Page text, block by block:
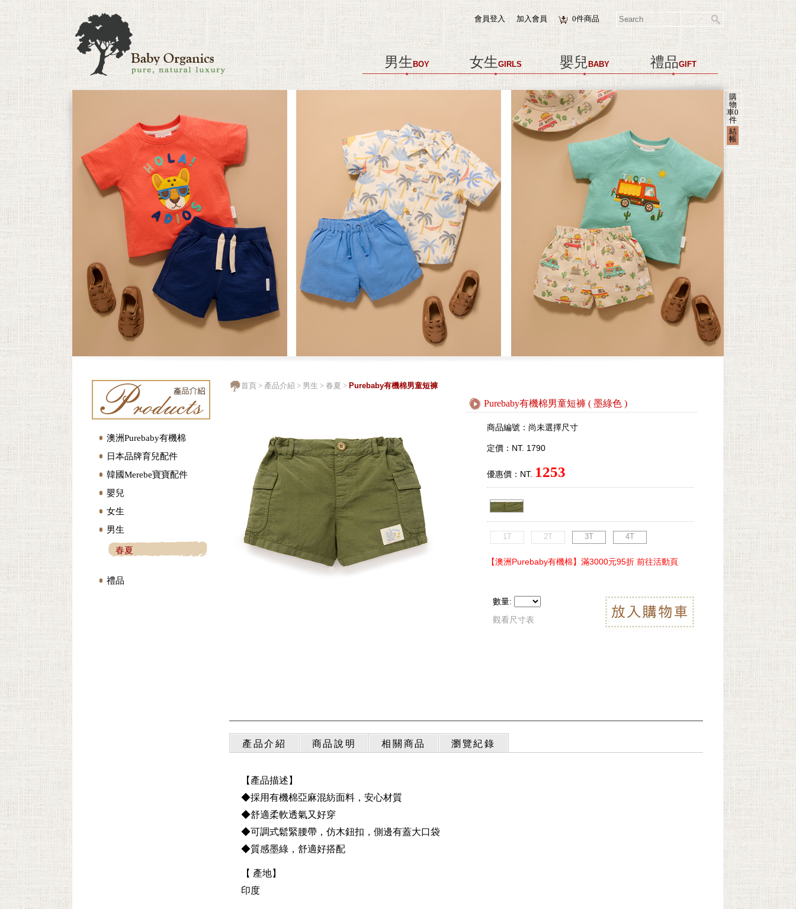
會員登入 加入會員 0件商品
男生BOY 女生GIRLS 嬰兒 BABY 禮品GIFT
購
物
車0
件
結
帳
澳洲Purebaby有機棉
日本品牌育兒配件
韓國Merebe寶寶配件
嬰兒
女生
男生
春夏
禮品
首頁 > 產品介紹 > 男生 > 春夏 > Purebaby有機棉男童短褲
Purebaby有機棉男童短褲 ( 墨綠色 )
商品編號： 尚未選擇尺寸
定價：NT. 1790
優惠價：NT. 1253
1T 2T 3T 4T
【澳洲Purebaby有機棉】滿3000元95折 前往活動頁
數量:
觀看尺寸表
產品介紹 商品說明 相關商品 瀏覽紀錄
【產品描述】
◆採用有機棉亞麻混紡面料，安心材質
◆舒適柔軟透氣又好穿
◆可調式鬆緊腰帶，仿木鈕扣，側邊有蓋大口袋
◆質感墨綠，舒適好搭配
【 產地】
印度